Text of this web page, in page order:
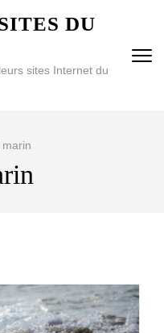
DU
sites Internet du
marin